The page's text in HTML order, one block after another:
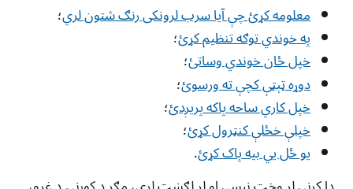
معلومه کړئ چې آيا سرب لرونکی رنګ شتون لري؛
په خوندي توګه تنظیم کړئ؛
خپل ځان خوندي وساتئ؛
دوړه ټېټې کچې ته ورسوئ؛
خپل کاري ساحه پاکه پریږدئ؛
خپلې خځلې کنټرول کړئ؛
يو ځل يي بيه پاک کړئ.